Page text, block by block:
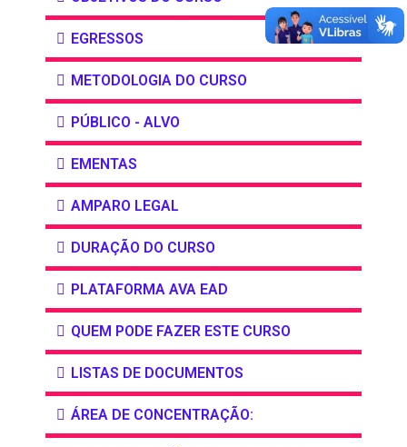
EGRESSOS
METODOLOGIA DO CURSO
PÚBLICO - ALVO
EMENTAS
AMPARO LEGAL
DURAÇÃO DO CURSO
PLATAFORMA AVA EAD
QUEM PODE FAZER ESTE CURSO
LISTAS DE DOCUMENTOS
ÁREA DE CONCENTRAÇÃO: